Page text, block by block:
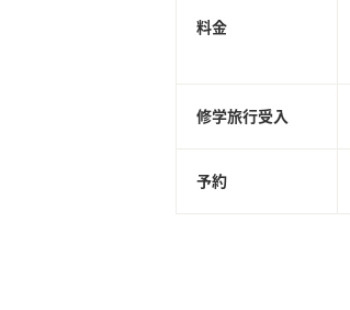
料金
修学旅行受入
予約